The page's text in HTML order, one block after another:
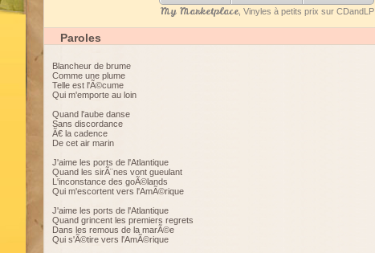
My Marketplace, Vinyles à petits prix sur CDandLP
Paroles
Blancheur de brume
Comme une plume
Telle est l'Ã©cume
Qui m'emporte au loin
Quand l'aube danse
Sans discordance
Ã€ la cadence
De cet air marin
J'aime les ports de l'Atlantique
Quand les sirÃ¨nes vont gueulant
L'inconstance des goÃ©lands
Qui m'escortent vers l'AmÃ©rique
J'aime les ports de l'Atlantique
Quand grincent les premiers regrets
Dans les remous de la marÃ©e
Qui s'Ã©tire vers l'AmÃ©rique